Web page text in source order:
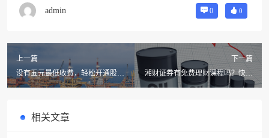
admin 0 0
上一篇
没有五元最低收费，轻松开通股票
账户的步骤全解析
下一篇
湘财证券有免费理财课程吗？快来
了解一下！
相关文章